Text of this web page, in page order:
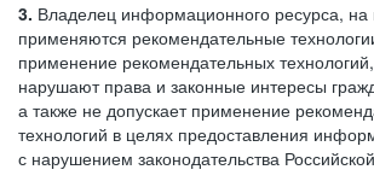
3. Владелец информационного ресурса, на
применяются рекомендательные
применение рекомендательных
нарушают права и законные интересы
а также не допускает применение
технологий в целях предоставления
с нарушением законодательства